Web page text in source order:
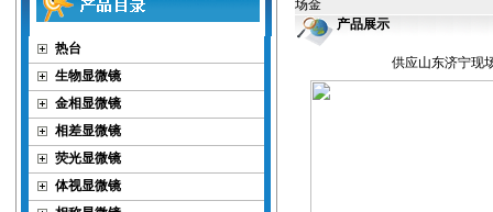
热台
生物显微镜
金相显微镜
相差显微镜
荧光显微镜
体视显微镜
场金
产品展示
供应山东济宁现